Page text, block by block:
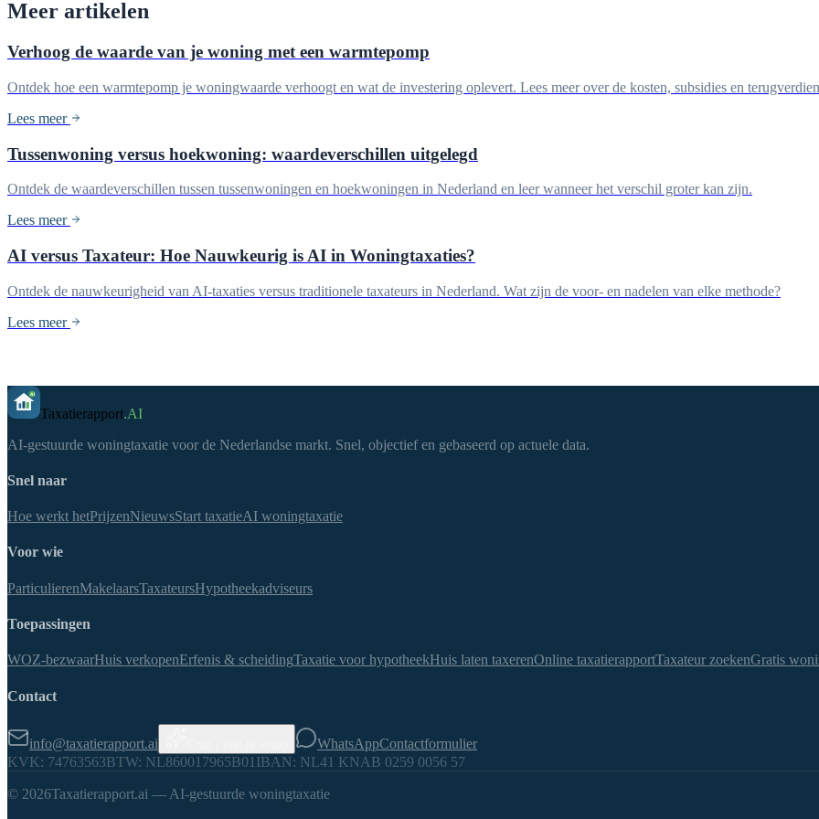
Meer artikelen
Verhoog de waarde van je woning met een warmtepomp
Ontdek hoe een warmtepomp je woningwaarde verhoogt en wat de investering oplevert. Lees meer over de kosten, subsidies en
Lees meer
Tussenwoning versus hoekwoning: waardeverschillen uitgelegd
Ontdek de waardeverschillen tussen tussenwoningen en hoekwoningen in Nederland en leer wanneer het verschil groter kan zijn.
Lees meer
AI versus Taxateur: Hoe Nauwkeurig is AI in Woningtaxaties?
Ontdek de nauwkeurigheid van AI-taxaties versus traditionele taxateurs in Nederland. Wat zijn de voor- en nadelen van elke methode?
Lees meer
Taxatierapport.AI
AI-gestuurde woningtaxatie voor de Nederlandse markt. Snel, objectief en gebaseerd op actuele data.
Snel naar
Hoe werkt hetPrijzenNieuwsStart taxatieAI woningtaxatie
Voor wie
ParticulierenMakelaarsTaxateursHypotheekadviseurs
Toepassingen
WOZ-bezwaarHuis verkopenErfenis & scheidingTaxatie voor hypotheekHuis laten taxerenOnline taxatierapportTaxateur zoekenGratis
Contact
info@taxatierapport.ai WhatsAppContactformulier
KVK: 74763563BTW: NL860017965B01 IBAN: NL41 KNAB 0259 0056 57
© 2026Taxatierapport.ai — AI-gestuurde woningtaxatie